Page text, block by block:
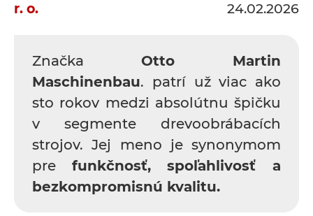
r. o.
24.02.2026
Značka Otto Martin
Maschinenbau. patrí už viac ako
sto rokov medzi absolútnu špičku
v segmente drevoobrábacích
strojov. Jej meno je synonymom
pre funkčnosť, spoľahlivosť a
bezkompromisnú kvalitu.